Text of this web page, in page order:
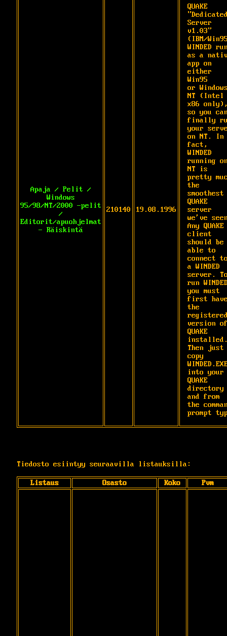
Apaja / Pelit /
Windows
95/98/NT/2000 -pelit
/
Editorit/apuohjelmat
- Räiskintä
210140 19.08.1996
QUAKE
Server
v1.03"
(IBM/
WINDED
as a
app on
either
Win95
or
NT (Intel
x86
so you
finally
your
on NT. In
fact,
WINDED
running
NT is
pretty
the
smoothest
QUAKE
server
we've
Any QUAKE
client
should be
able to
connect
a WINDED
server.
run
you must
first
the
version
QUAKE
Then just
copy
into your
QUAKE
directory
and from
the
prompt
Tiedosto esiintyy seuraavilla listauksilla:
Listaus Osasto Koko Pvm